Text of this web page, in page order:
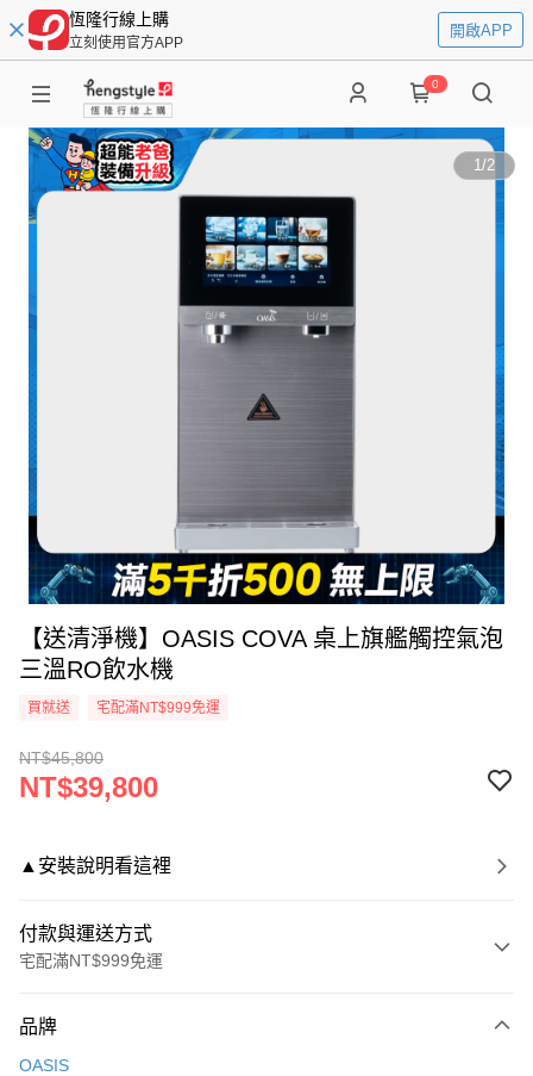
恆隆行線上購
立刻使用官方APP
開啟APP
0
1/2
【送清淨機】OASIS COVA 桌上旗艦觸控氣泡
三溫RO飲水機
買就送 宅配滿NT$999免運
NT$45,800
NT$39,800
▲安裝說明看這裡
付款與運送方式
宅配滿NT$999免運
信用卡一次付款
品牌
OASIS